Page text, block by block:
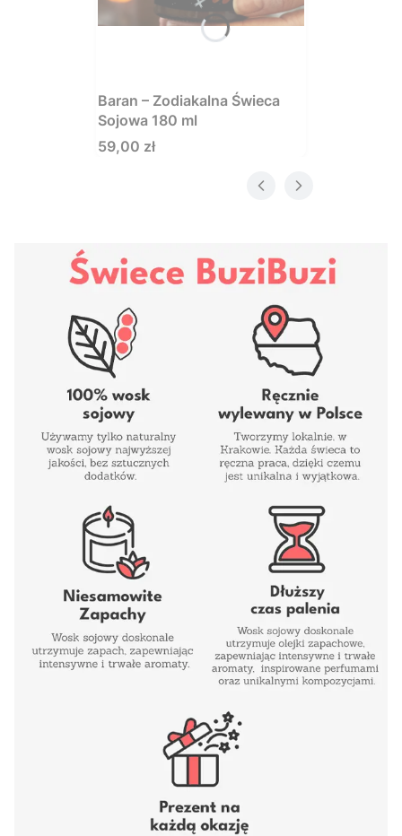
Baran – Zodiakalna Świeca
Sojowa 180 ml
Cena
59,00 zł